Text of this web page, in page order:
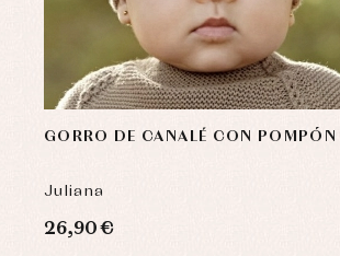
GORRO DE CANALÉ CON POMPÓN
Juliana
26,90 €